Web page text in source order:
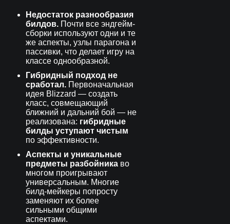
Недостаток разнообразия
билдов. Почти все эндгейм-
сборки используют одни и те
же аспекты, узлы парагона и
пассивки, что делает игру на
классе однообразной.
Гибридный подход не
сработал. Первоначальная
идея Blizzard — создать
класс, совмещающий
ближний и дальний бой — не
реализована: гибридные
билды уступают чистым
по эффективности.
Аспекты и уникальные
предметы разбойника во
многом проигрывают
универсальным. Многие
билд-мейкеры попросту
заменяют их более
сильными общими
аспектами.